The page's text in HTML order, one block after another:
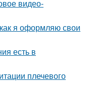
видео-
я оформляю свои
есть в
плечевого